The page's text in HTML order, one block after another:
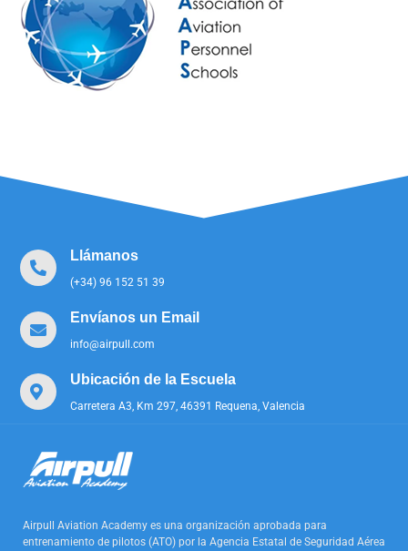
Llámanos
(+34) 96 152 51 39
Envíanos un Email
info@airpull.com
Ubicación de la Escuela
Carretera A3, Km 297, 46391 Requena, Valencia
Airpull Aviation Academy es una organización aprobada para
entrenamiento de pilotos (ATO) por la Agencia Estatal de Seguridad Aérea